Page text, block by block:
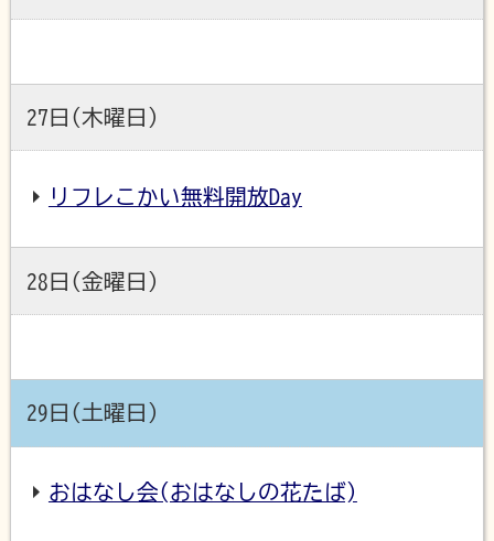
27日(木曜日)
リフレこかい無料開放Day
28日(金曜日)
29日(土曜日)
おはなし会(おはなしの花たば)